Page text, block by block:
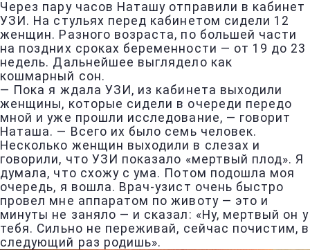
Через пару часов Наташу отправили в кабинет
УЗИ. На стульях перед кабинетом сидели 12
женщин. Разного возраста, по большей части
на поздних сроках беременности — от 19 до 23
недель. Дальнейшее выглядело как
кошмарный сон.
— Пока я ждала УЗИ, из кабинета выходили
женщины, которые сидели в очереди передо
мной и уже прошли исследование, — говорит
Наташа. — Всего их было семь человек.
Несколько женщин выходили в слезах и
говорили, что УЗИ показало «мертвый плод». Я
думала, что схожу с ума. Потом подошла моя
очередь, я вошла. Врач-узист очень быстро
провел мне аппаратом по животу — это и
минуты не заняло — и сказал: «Ну, мертвый он у
тебя. Сильно не переживай, сейчас почистим, в
следующий раз родишь».